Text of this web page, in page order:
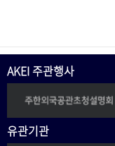
AKEI 주관행사
유관기관